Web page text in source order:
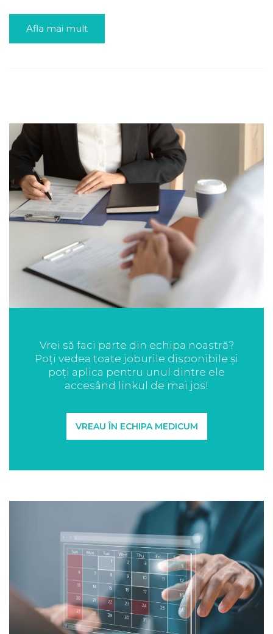
Afla mai mult
Vrei să faci parte din echipa noastră?
Poți vedea toate joburile disponibile și
poți aplica pentru unul dintre ele
accesând linkul de mai jos!
VREAU ÎN ECHIPA MEDICUM